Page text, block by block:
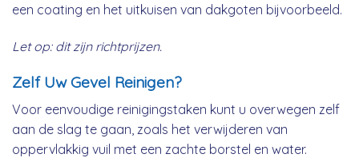
een coating en het uitkuisen van dakgoten bijvoorbeeld.
Let op: dit zijn richtprijzen.
Zelf Uw Gevel Reinigen?
Voor eenvoudige reinigingstaken kunt u overwegen zelf
aan de slag te gaan, zoals het verwijderen van
oppervlakkig vuil met een zachte borstel en water.